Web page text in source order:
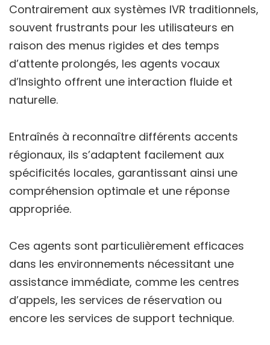
Contrairement aux systèmes IVR traditionnels,
souvent frustrants pour les utilisateurs en
raison des menus rigides et des temps
d’attente prolongés, les agents vocaux
d’Insighto offrent une interaction fluide et
naturelle.
Entraînés à reconnaître différents accents
régionaux, ils s’adaptent facilement aux
spécificités locales, garantissant ainsi une
compréhension optimale et une réponse
appropriée.
Ces agents sont particulièrement efficaces
dans les environnements nécessitant une
assistance immédiate, comme les centres
d’appels, les services de réservation ou
encore les services de support technique.